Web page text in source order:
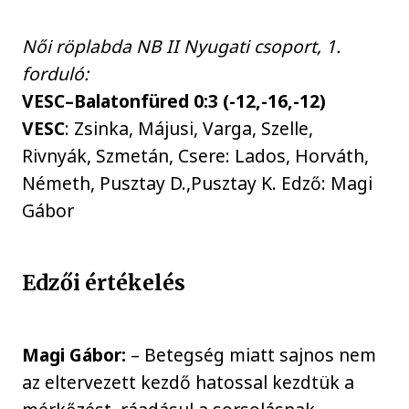
Női röplabda NB II Nyugati csoport, 1.
forduló:
VESC–Balatonfüred 0:3 (-12,-16,-12)
VESC: Zsinka, Májusi, Varga, Szelle,
Rivnyák, Szmetán, Csere: Lados, Horváth,
Németh, Pusztay D.,Pusztay K. Edző: Magi
Gábor
Edzői értékelés
Magi Gábor: – Betegség miatt sajnos nem
az eltervezett kezdő hatossal kezdtük a